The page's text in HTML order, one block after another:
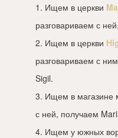
1. Ищем в церкви
разговариваем с
2. Ищем в церкви
разговариваем с
Sigil.
3. Ищем в магазине
с ней, получаем
4. Ищем у южных